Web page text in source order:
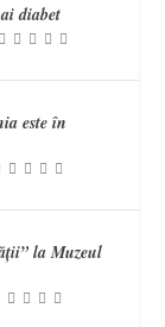
diabet
este în
la Muzeul